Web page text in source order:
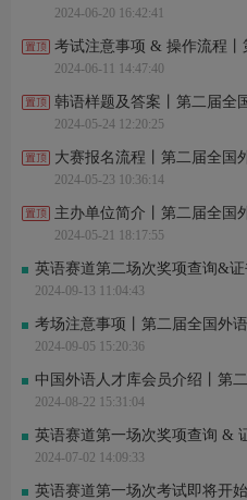
2024-06-20 16:42:41
考试注意事项 & 操作流程
2024-06-11 14:47:40
韩语样题及答案丨第二届全
2024-05-24 12:20:25
大赛报名流程丨第二届全国
2024-05-23 10:36:14
主办单位简介丨第二届全国
2024-05-21 18:17:55
2024-09-13 11:04:43
考场注意事项丨第二届全国外
2024-09-05 15:20:36
中国外语人才库会员介绍丨第
2024-08-22 15:31:04
2024-07-02 14:09:33
英语赛道第一场次考试即将开